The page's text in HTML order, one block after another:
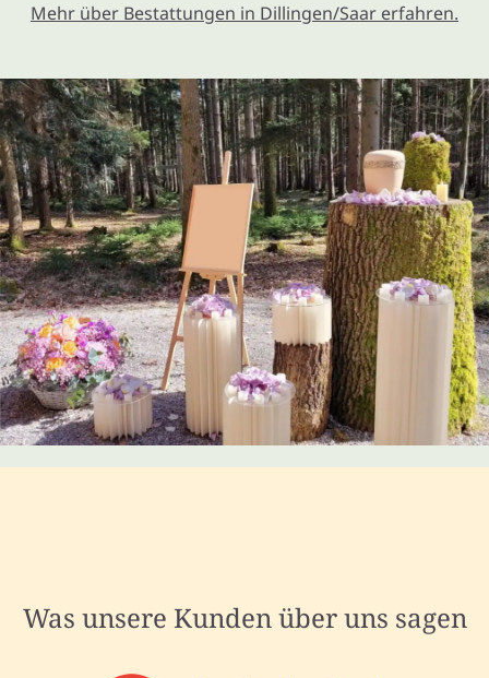
Mehr über Bestattungen in Dillingen/Saar erfahren.
Was unsere Kunden über uns sagen